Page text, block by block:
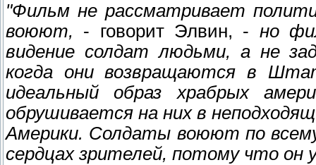
"Фильм не рассматривает
воюют, - говорит Элвин, - но
видение солдат людьми, а не
когда они возвращаются в
идеальный образ храбрых
обрушивается на них в
Америки. Солдаты воюют по
сердцах зрителей, потому что он